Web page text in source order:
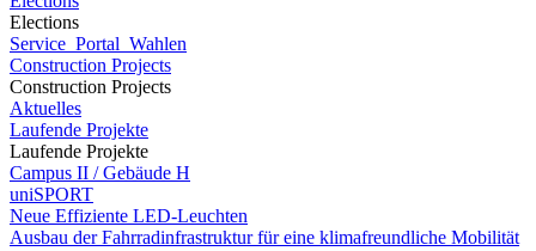
Elections
Service_Portal_Wahlen
Construction Projects
Construction Projects
Aktuelles
Laufende Projekte
Laufende Projekte
Campus II / Gebäude H
uniSPORT
Neue Effiziente LED-Leuchten
Ausbau der Fahrradinfrastruktur für eine klimafreundliche Mobilität